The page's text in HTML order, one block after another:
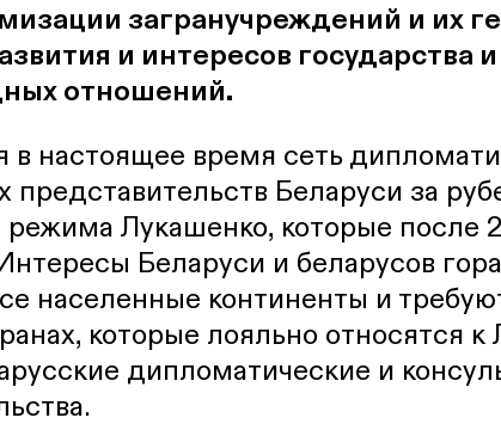
загранучреждений и их
и интересов государства и
отношений.
настоящее время сеть
представительств Беларуси за
Лукашенко, которые после
Беларуси и беларусов
населенные континенты и
которые лояльно относятся
дипломатические и